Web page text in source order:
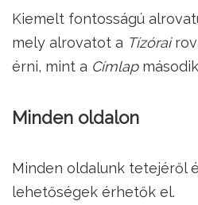
Kiemelt fontosságú
mely alrovatot a Tízórai
érni, mint a Címlap
Minden oldalon
Minden oldalunk tetejéről
lehetőségek érhetők el.